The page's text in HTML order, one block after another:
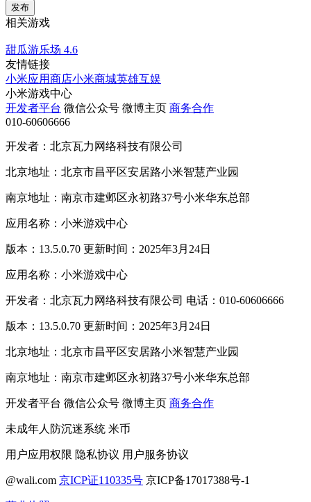
发布
相关游戏
甜瓜游乐场 4.6
友情链接
小米应用商店小米商城英雄互娱
小米游戏中心
开发者平台 微信公众号 微博主页 商务合作
010-60606666
开发者：北京瓦力网络科技有限公司
北京地址：北京市昌平区安居路小米智慧产业园
南京地址：南京市建邺区永初路37号小米华东总部
应用名称：小米游戏中心
版本：13.5.0.70 更新时间：2025年3月24日
应用名称：小米游戏中心
开发者：北京瓦力网络科技有限公司 电话：010-60606666
版本：13.5.0.70 更新时间：2025年3月24日
北京地址：北京市昌平区安居路小米智慧产业园
南京地址：南京市建邺区永初路37号小米华东总部
开发者平台 微信公众号 微博主页 商务合作
未成年人防沉迷系统 米币
用户应用权限 隐私协议 用户服务协议
@wali.com 京ICP证110335号 京ICP备17017388号-1